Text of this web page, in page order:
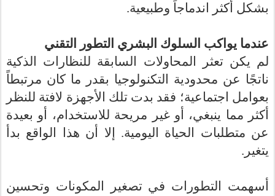
بشكل أكثر اندماجاً وطبيعية.
عندما يواكب السلوك البشري التطور التقني
لم يكن تعثر المحاولات السابقة للنظارات الذكية
ناتجًا عن محدودية التكنولوجيا بقدر ما كان مرتبطاً
بعوامل اجتماعية؛ فقد بدت تلك الأجهزة لافتة للنظر
أكثر مما ينبغي، أو غير مريحة للاستخدام، أو بعيدة
عن متطلبات الحياة اليومية. إلا أن هذا الواقع بدأ
يتغير.
أسهمت التطورات في تصغير المكونات وتحسين